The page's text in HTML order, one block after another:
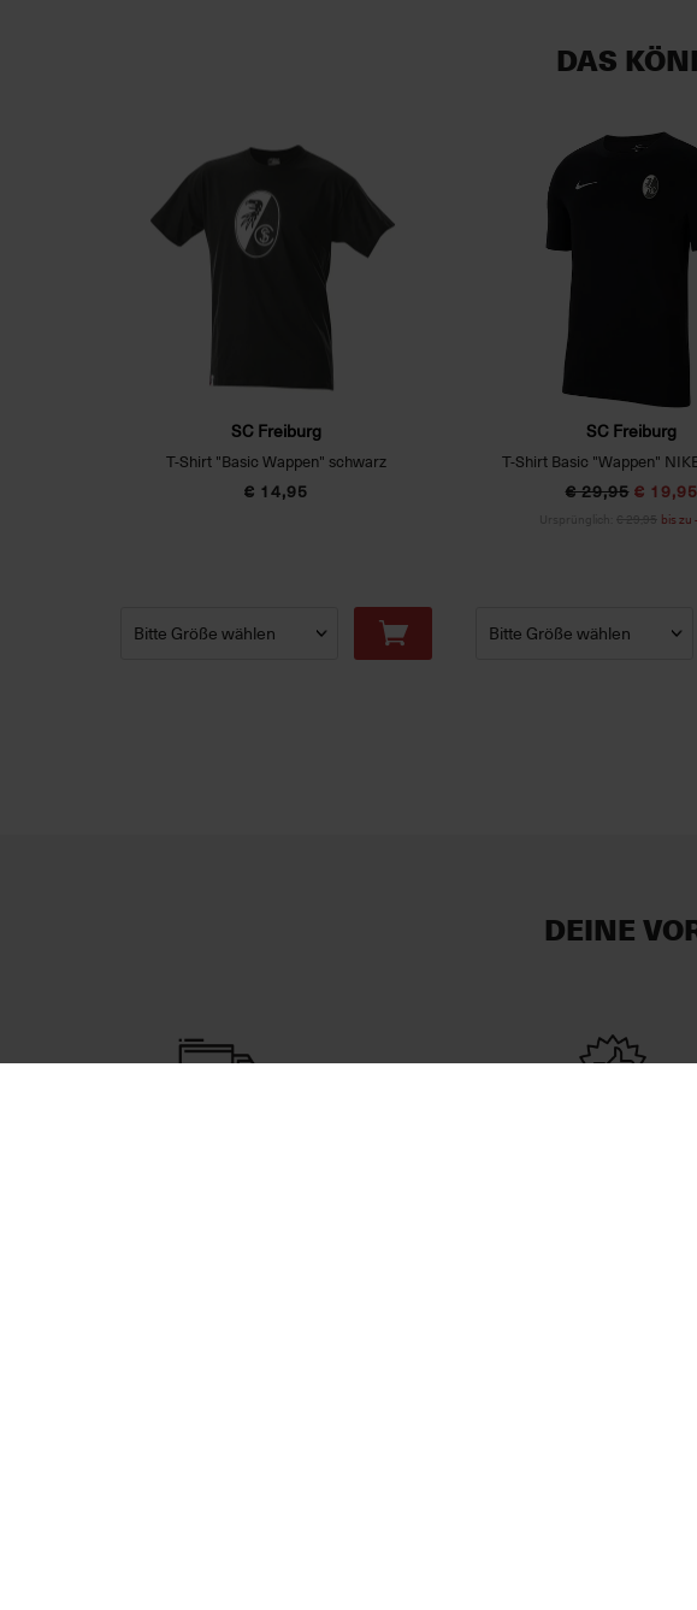
DAS
SC Freiburg
T-Shirt "Basic Wappen" schwarz
€ 14,95
SC Freiburg
T-Shirt Basic "Wappen"
€ 29,95 € 19,95
bis zu
DEINE